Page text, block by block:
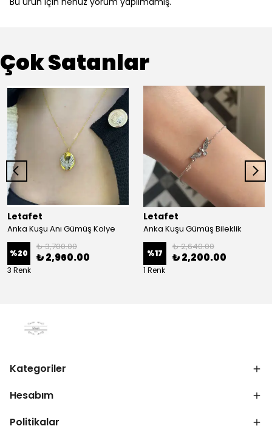
Çok Satanlar
Letafet
Anka Kuşu Anı Gümüş Kolye
%20
₺ 3,700.00
₺ 2,960.00
3 Renk
Letafet
Anka Kuşu Gümüş Bileklik
%17
₺ 2,640.00
₺ 2,200.00
1 Renk
Kategoriler
Hesabım
Politikalar